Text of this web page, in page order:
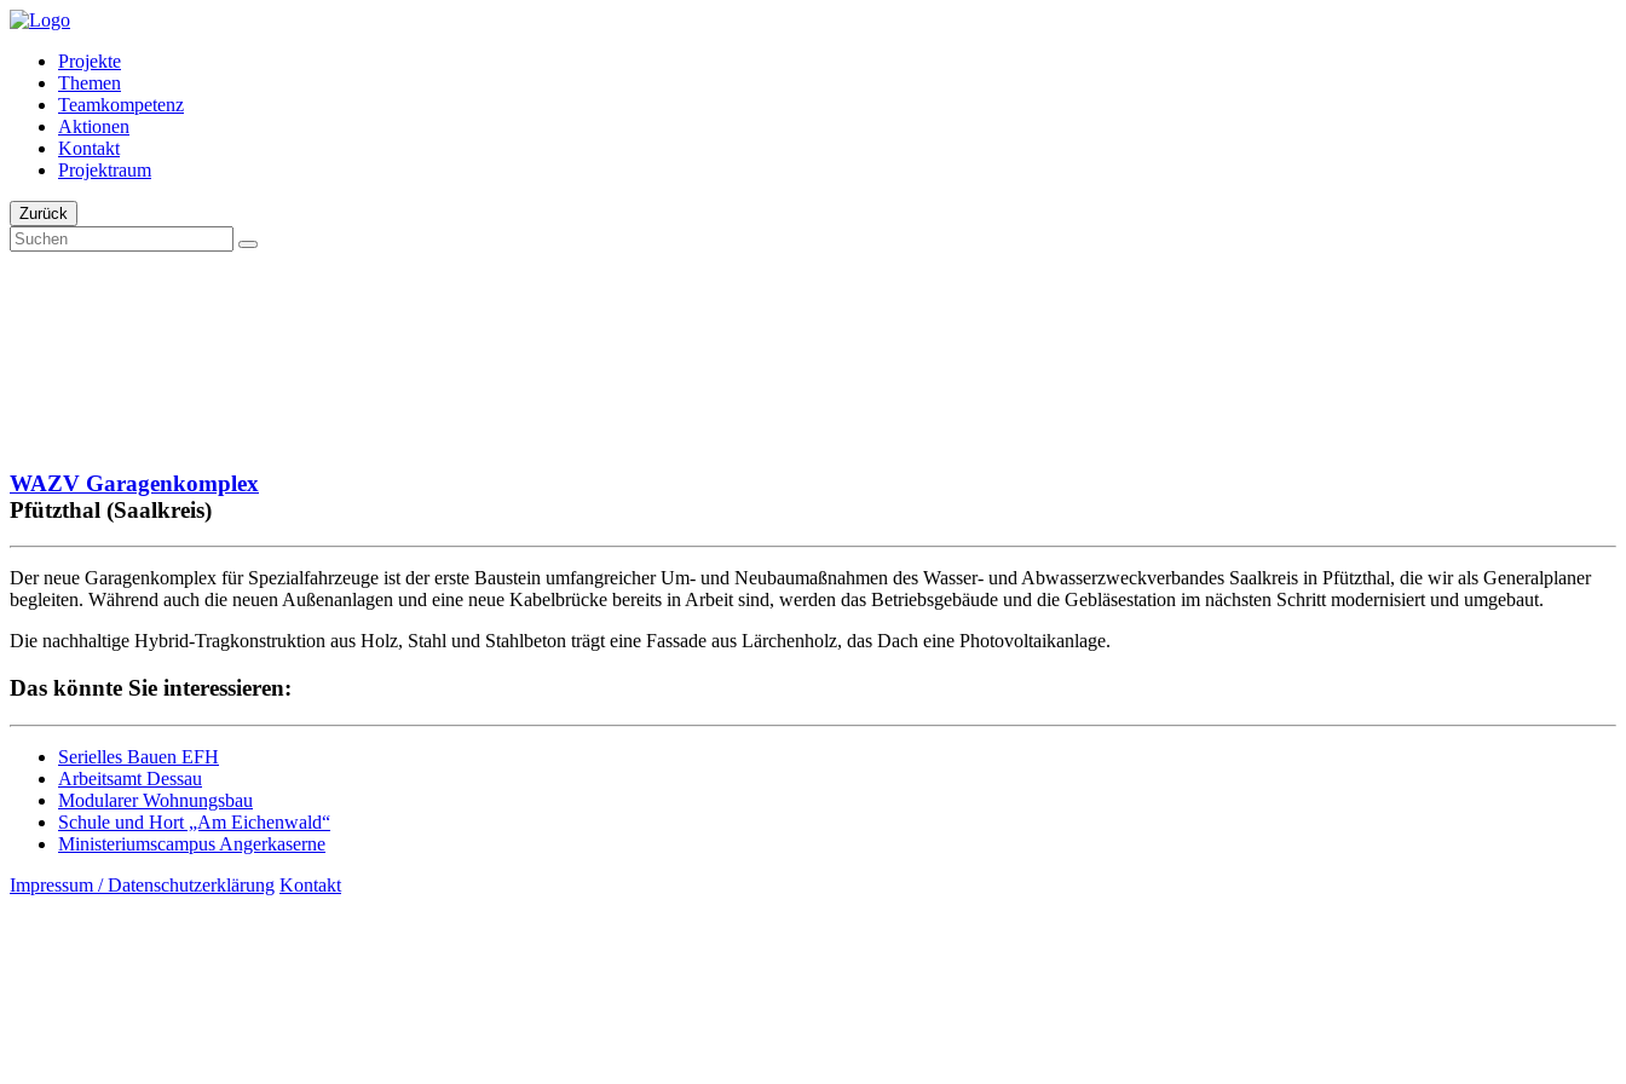
Projekte
Themen
Teamkompetenz
Aktionen
Kontakt
Projektraum
Zurück
WAZV Garagenkomplex
Pfützthal (Saalkreis)
Der neue Garagenkomplex für Spezialfahrzeuge ist der erste Baustein umfangreicher Um- und Neubaumaßnahmen des Wasser- und Abwasserzweckverbandes Saalkreis in Pfützthal, die wir als Generalplaner
begleiten. Während auch die neuen Außenanlagen und eine neue Kabelbrücke bereits in Arbeit sind, werden das Betriebsgebäude und die Gebläsestation im nächsten Schritt modernisiert und umgebaut.
Die nachhaltige Hybrid-Tragkonstruktion aus Holz, Stahl und Stahlbeton trägt eine Fassade aus Lärchenholz, das Dach eine Photovoltaikanlage.
Das könnte Sie interessieren:
Serielles Bauen EFH
Arbeitsamt Dessau
Modularer Wohnungsbau
Schule und Hort „Am Eichenwald“
Ministeriumscampus Angerkaserne
Impressum / Datenschutzerklärung Kontakt